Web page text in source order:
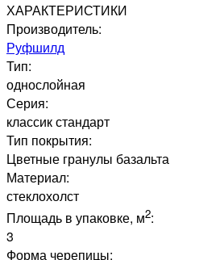
ХАРАКТЕРИСТИКИ
Производитель:
Руфшилд
Тип:
однослойная
Серия:
классик стандарт
Тип покрытия:
Цветные гранулы базальта
Материал:
стеклохолст
Площадь в упаковке, м2:
3
Форма черепицы: